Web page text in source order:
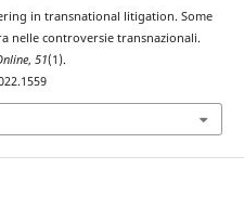
in transnational litigation. Some
nelle controversie transnazionali.
, 51(1).